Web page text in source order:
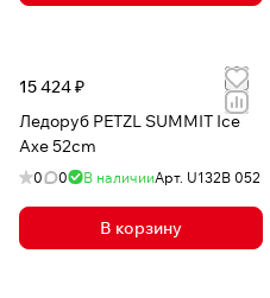
15 424 ₽
Ледоруб PETZL SUMMIT Ice
Axe 52cm
0 0 В наличииАрт. U132B 052
В корзину